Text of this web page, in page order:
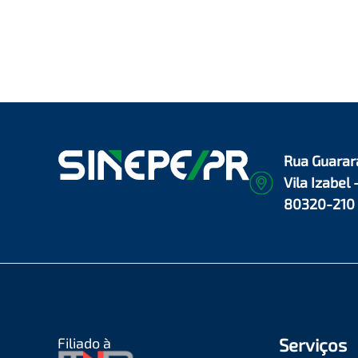
Rua
Vila Izabel
80320-210
Filiado à Serviços